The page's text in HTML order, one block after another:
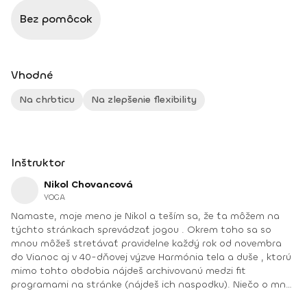
Bez pomôcok
Vhodné
Na chrbticu Na zlepšenie flexibility
Inštruktor
Nikol Chovancová
YOGA
Namaste, moje meno je Nikol a teším sa, že ťa môžem na
týchto stránkach sprevádzať jogou . Okrem toho sa so
mnou môžeš stretávať pravidelne každý rok od novembra
do Vianoc aj v 40-dňovej výzve Harmónia tela a duše , ktorú
mimo tohto obdobia nájdeš archivovanú medzi fit
programami na stránke (nájdeš ich naspodku). Niečo o mne.